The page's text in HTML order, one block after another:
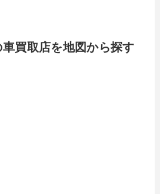
買取店を地図から探す